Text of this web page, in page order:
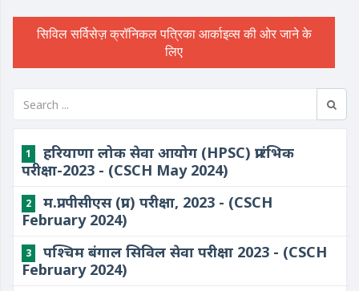
1
हरियाणा लोक सेवा आयोग (HPSC) प्रारंभिक
परीक्षा-2023 - (CSCH May 2024)
2
म.प्र. पीसीएस (प्रा.) परीक्षा, 2023 - (CSCH
February 2024)
3
पश्चिम बंगाल सिविल सेवा परीक्षा 2023 - (CSCH
February 2024)